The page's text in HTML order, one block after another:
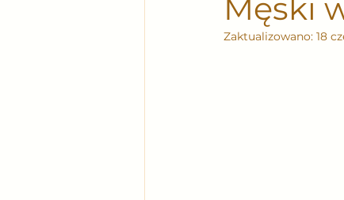
Męski
Zaktualizowano: 18